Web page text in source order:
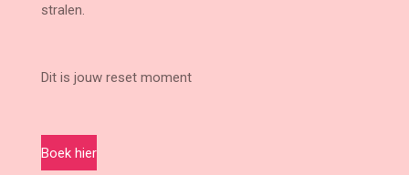
stralen.
Dit is jouw reset moment
Boek hier